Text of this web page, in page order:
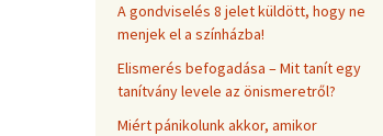
A gondviselés 8 jelet küldött, hogy ne
menjek el a színházba!
Elismerés befogadása – Mit tanít egy
tanítvány levele az önismeretről?
Miért pánikolunk akkor, amikor